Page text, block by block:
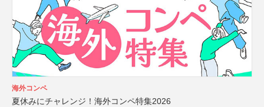
海外コンペ
夏休みにチャレンジ！海外コンペ特集2026